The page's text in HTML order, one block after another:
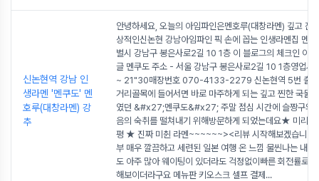
신논현역 강남 인
생라멘 '멘쿠도' 멘
호루(대창라멘) 강
추
안녕하세요, 오늘의 아임파인은멘호루(대창라멘) 깊고 진
상적인신논현 강남아임파인 픽 손에 꼽는 인생라멘집 멘
별시 강남구 봉은사로2길 10 1층 이 블로그의 체크인 이
글 멘쿠도 주소 - 서울 강남구 봉은사로2길 10 1층영업
~ 21"30매장번호 070-4133-2279 신논현역 5번 출구
거리골목에 들어서면 바로 마주하게 되는 깊고 찐한 국물
였던 &#x27;멘쿠도&#x27; 주말 점심 시간에 슬짱구와
음의 숙취를 떨쳐내기 위해방문하게 되었는데요★ 미리
평 ★ 진짜 미췬 라멘~~~~~~><리뷰 시작해보겠습니당
부 매우 깔끔하고 세련된 일본 여행 온 느낌 물씬나는 내부
도 아주 많아 웨이팅이 있더라도 걱정없이빠른 회전률로
해보이더라구요 메뉴판 키오스크 셀프 결제 ...